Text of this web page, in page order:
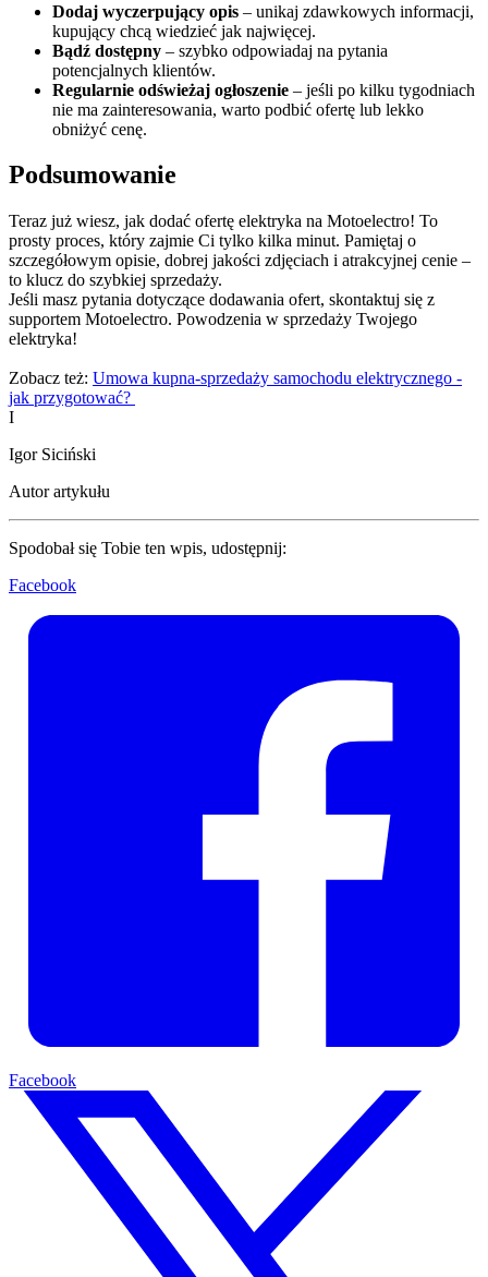
Dodaj wyczerpujący opis – unikaj zdawkowych informacji,
kupujący chcą wiedzieć jak najwięcej.
Bądź dostępny – szybko odpowiadaj na pytania
potencjalnych klientów.
Regularnie odświeżaj ogłoszenie – jeśli po kilku tygodniach
nie ma zainteresowania, warto podbić ofertę lub lekko
obniżyć cenę.
Podsumowanie
Teraz już wiesz, jak dodać ofertę elektryka na Motoelectro! To
prosty proces, który zajmie Ci tylko kilka minut. Pamiętaj o
szczegółowym opisie, dobrej jakości zdjęciach i atrakcyjnej cenie –
to klucz do szybkiej sprzedaży.
Jeśli masz pytania dotyczące dodawania ofert, skontaktuj się z
supportem Motoelectro. Powodzenia w sprzedaży Twojego
elektryka!
Zobacz też: Umowa kupna-sprzedaży samochodu elektrycznego -
jak przygotować?
I
Igor Siciński
Autor artykułu
Spodobał się Tobie ten wpis, udostępnij:
Facebook
Facebook